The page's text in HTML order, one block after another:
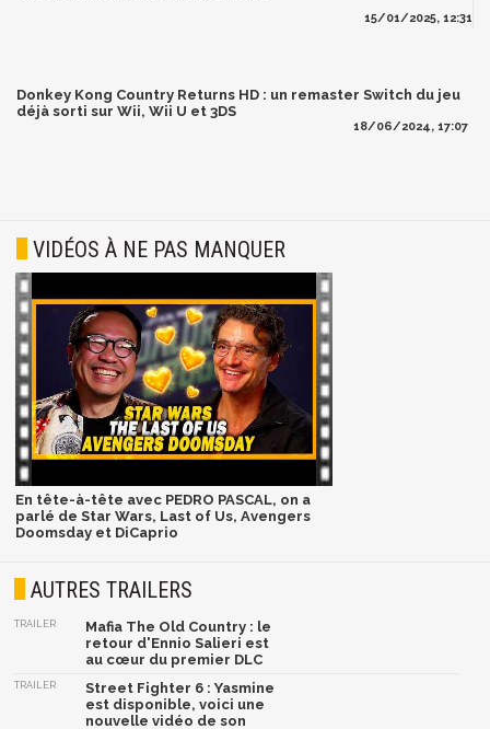
15/01/2025, 12:31
Donkey Kong Country Returns HD : un remaster Switch du jeu
déjà sorti sur Wii, Wii U et 3DS
18/06/2024, 17:07
VIDÉOS À NE PAS MANQUER
En tête-à-tête avec PEDRO PASCAL, on a
parlé de Star Wars, Last of Us, Avengers
Doomsday et DiCaprio
AUTRES TRAILERS
TRAILER
Mafia The Old Country : le
retour d'Ennio Salieri est
au cœur du premier DLC
TRAILER
Street Fighter 6 : Yasmine
est disponible, voici une
nouvelle vidéo de son